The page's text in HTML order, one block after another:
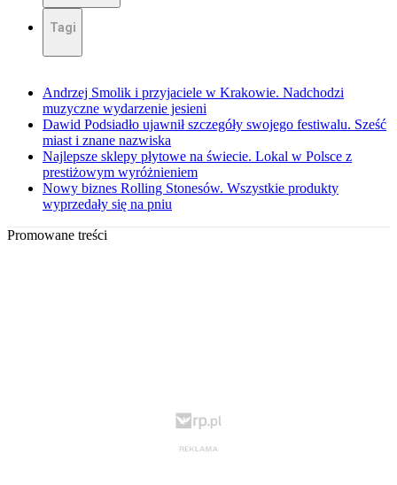
Tagi
Andrzej Smolik i przyjaciele w Krakowie. Nadchodzi
muzyczne wydarzenie jesieni
Dawid Podsiadło ujawnił szczegóły swojego festiwalu. Sześć
miast i znane nazwiska
Najlepsze sklepy płytowe na świecie. Lokal w Polsce z
prestiżowym wyróżnieniem
Nowy biznes Rolling Stonesów. Wszystkie produkty
wyprzedały się na pniu
Promowane treści